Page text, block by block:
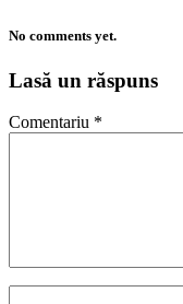
No comments yet.
Lasă un răspuns
Comentariu *